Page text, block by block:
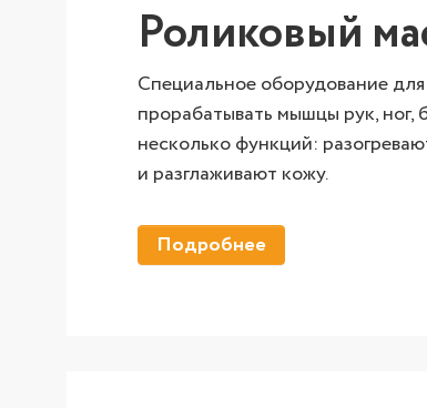
Роликовый
Специальное оборудование
прорабатывать мышцы рук, ног,
несколько функций:
и разглаживают кожу.
Подробнее